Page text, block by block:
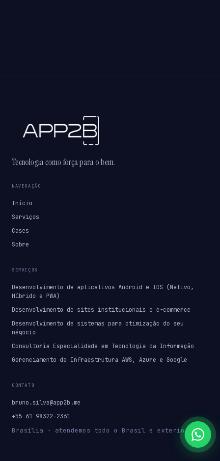
Tecnologia como força para o bem.
NAVEGAÇÃO
Início
Serviços
Cases
Sobre
SERVIÇOS
Desenvolvimento de aplicativos Android e IOS (Nativo,
Híbrido e PWA)
Desenvolvimento de sites institucionais e e-commerce
Desenvolvimento de sistemas para otimização do seu
négocio
Consultoria Especialidade em Tecnologia da Informação
Gerenciamento de Infraestrutura AWS, Azure e Google
CONTATO
bruno.silva@app2b.me
+55 61 98322-2361
Brasília · atendemos todo o Brasil e exterior